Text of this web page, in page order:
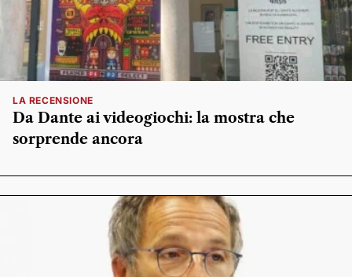
LA RECENSIONE
Da Dante ai videogiochi: la mostra che
sorprende ancora